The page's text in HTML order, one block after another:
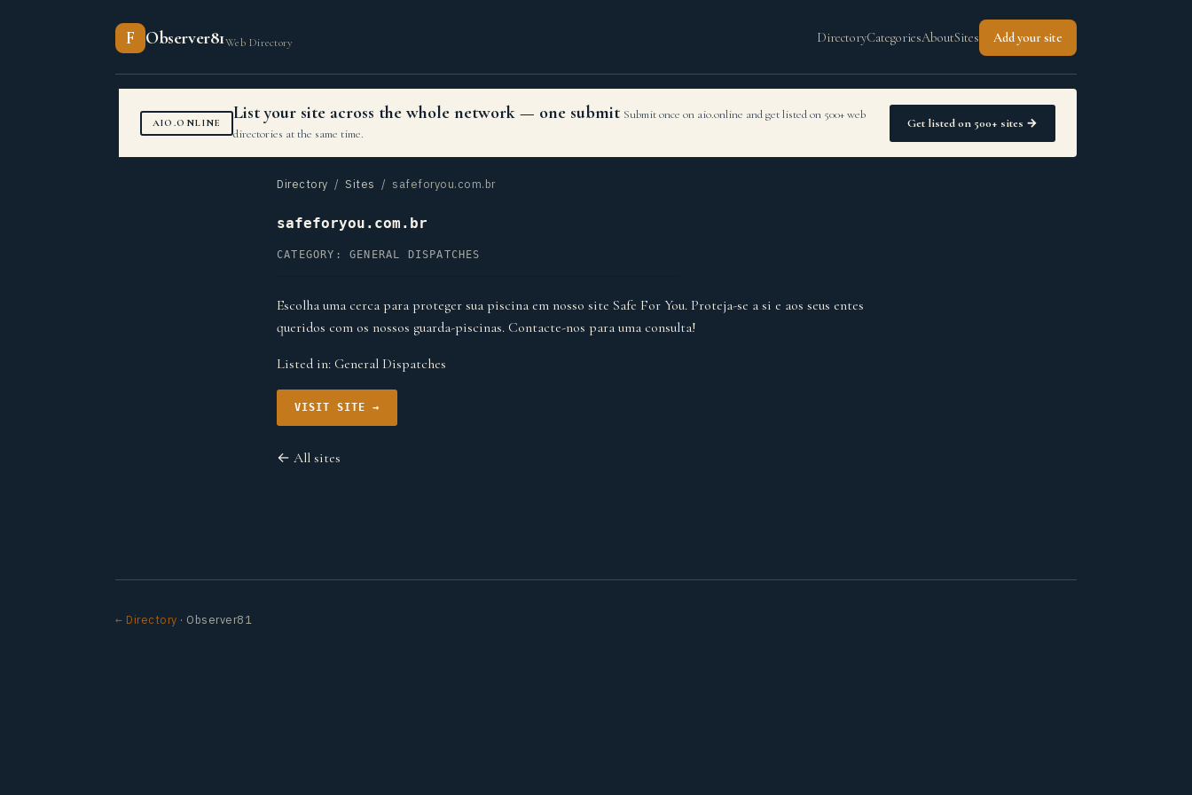
F Observer81Web Directory DirectoryCategoriesAboutSites Add your site
AIO.ONLINE List your site across the whole network — one submit Submit once on aio.online and get listed on 500+ web
directories at the same time.
Get listed on 500+ sites →
Directory / Sites / safeforyou.com.br
safeforyou.com.br
CATEGORY: GENERAL DISPATCHES
Escolha uma cerca para proteger sua piscina em nosso site Safe For You. Proteja-se a si e aos seus entes
queridos com os nossos guarda-piscinas. Contacte-nos para uma consulta!
Listed in: General Dispatches
VISIT SITE →
← All sites
← Directory · Observer81